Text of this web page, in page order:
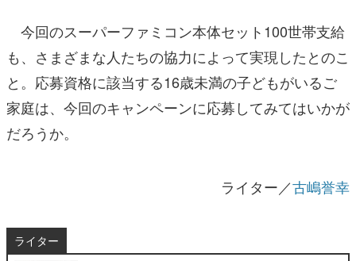
今回のスーパーファミコン本体セット100世帯支給
も、さまざまな人たちの協力によって実現したとのこ
と。応募資格に該当する16歳未満の子どもがいるご
家庭は、今回のキャンペーンに応募してみてはいかが
だろうか。
ライター／古嶋誉幸
ライター